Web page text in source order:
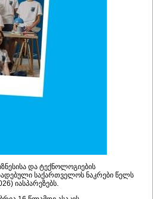
და ტექნოლოგიების
საქართველოს ნაკრები წელს
იასპარეზებს.